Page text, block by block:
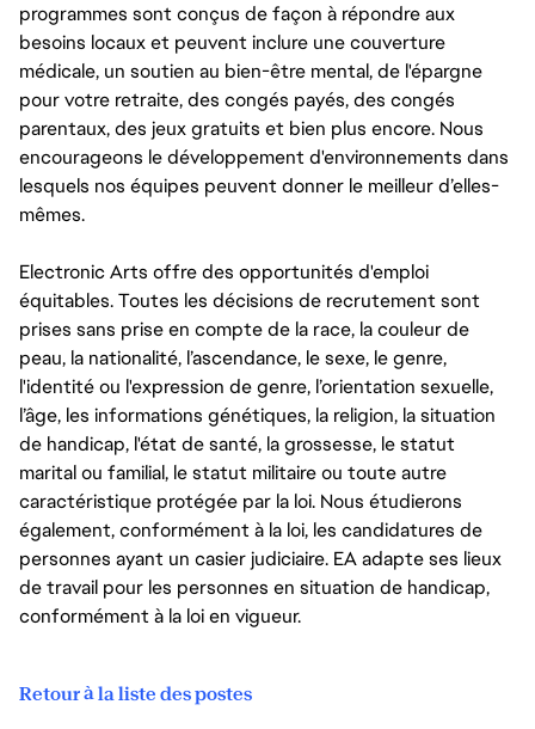
programmes sont conçus de façon à répondre aux
besoins locaux et peuvent inclure une couverture
médicale, un soutien au bien-être mental, de l'épargne
pour votre retraite, des congés payés, des congés
parentaux, des jeux gratuits et bien plus encore. Nous
encourageons le développement d'environnements dans
lesquels nos équipes peuvent donner le meilleur d’elles-
mêmes.
Electronic Arts offre des opportunités d'emploi
équitables. Toutes les décisions de recrutement sont
prises sans prise en compte de la race, la couleur de
peau, la nationalité, l’ascendance, le sexe, le genre,
l'identité ou l'expression de genre, l’orientation sexuelle,
l’âge, les informations génétiques, la religion, la situation
de handicap, l'état de santé, la grossesse, le statut
marital ou familial, le statut militaire ou toute autre
caractéristique protégée par la loi. Nous étudierons
également, conformément à la loi, les candidatures de
personnes ayant un casier judiciaire. EA adapte ses lieux
de travail pour les personnes en situation de handicap,
conformément à la loi en vigueur.
Retour à la liste des postes